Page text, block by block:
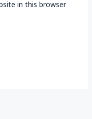
in this browser